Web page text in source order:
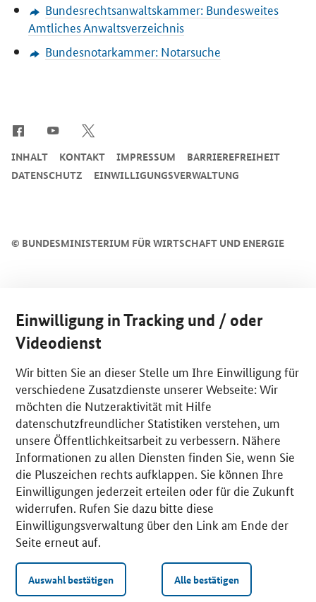
Bundesrechtsanwaltskammer: Bundesweites
Amtliches Anwaltsverzeichnis
Bundesnotarkammer: Notarsuche
© BUNDESMINISTERIUM FÜR WIRTSCHAFT UND ENERGIE
INHALT KONTAKT IMPRESSUM
BARRIEREFREIHEIT
DATENSCHUTZ
EINWILLIGUNGSVERWALTUNG
Einwilligung in Tracking und / oder
Videodienst
Wir bitten Sie an dieser Stelle um Ihre Einwilligung für
verschiedene Zusatzdienste unserer Webseite: Wir
möchten die Nutzeraktivität mit Hilfe
datenschutzfreundlicher Statistiken verstehen, um
unsere Öffentlichkeitsarbeit zu verbessern. Nähere
Informationen zu allen Diensten finden Sie, wenn Sie
die Pluszeichen rechts aufklappen. Sie können Ihre
Einwilligungen jederzeit erteilen oder für die Zukunft
widerrufen. Rufen Sie dazu bitte diese
Einwilligungsverwaltung über den Link am Ende der
Seite erneut auf.
Auswahl bestätigen Alle bestätigen